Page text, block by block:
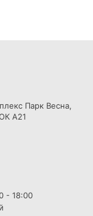
Парк Весна,
А21
- 18:00